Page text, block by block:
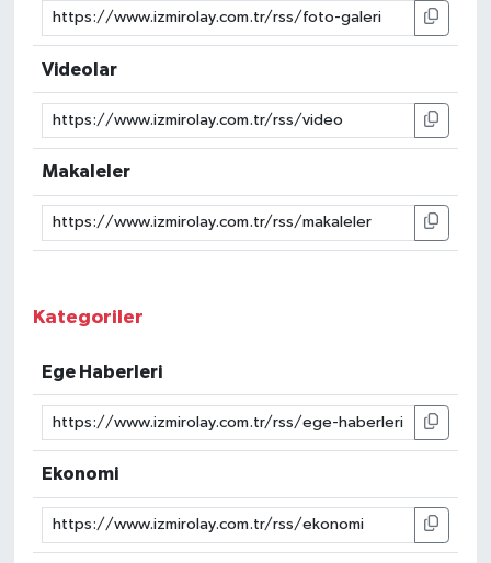
Videolar
Makaleler
Kategoriler
Ege Haberleri
Ekonomi